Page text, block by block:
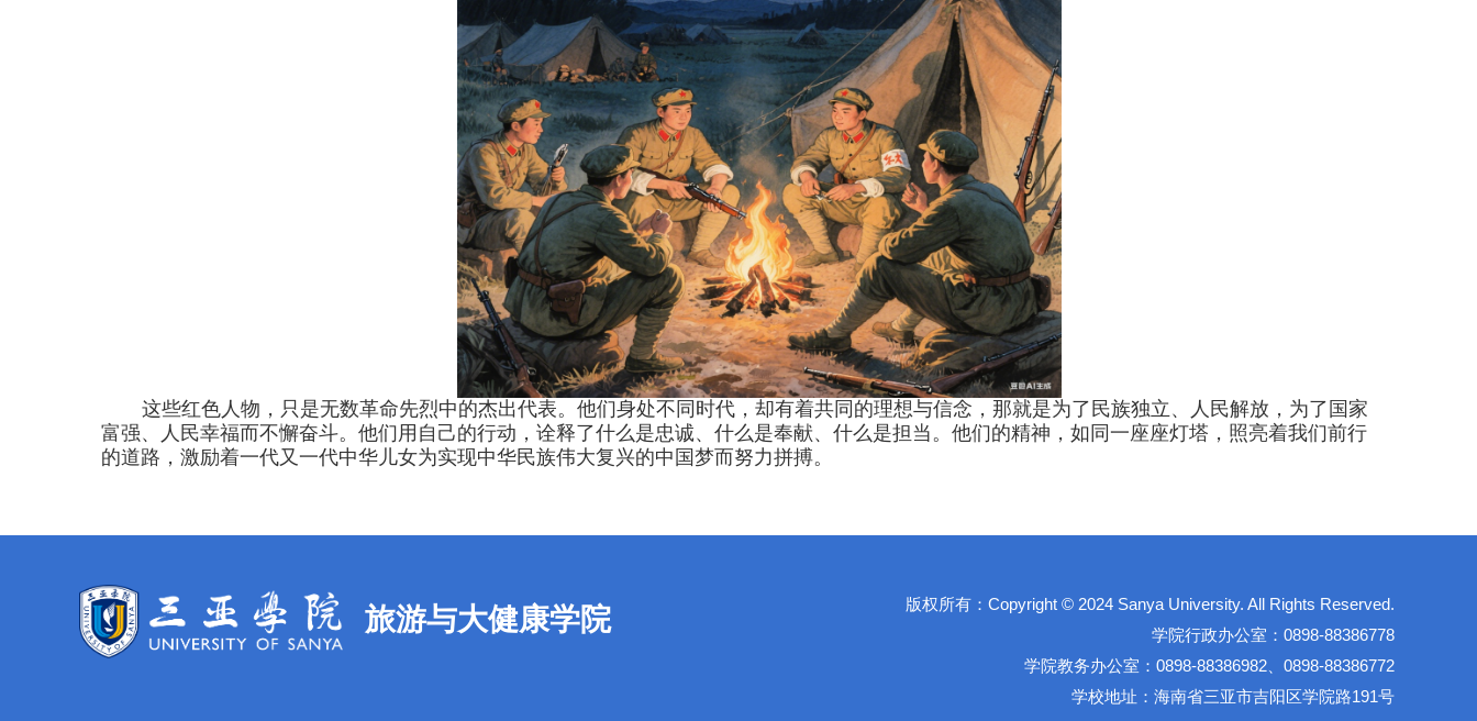
这些红色人物，只是无数革命先烈中的杰出代表。他们身处不同时代，却有着共同的理想与信念，那就是为了民族独立、人民解放，为了国家
富强、人民幸福而不懈奋斗。他们用自己的行动，诠释了什么是忠诚、什么是奉献、什么是担当。他们的精神，如同一座座灯塔，照亮着我们前行
的道路，激励着一代又一代中华儿女为实现中华民族伟大复兴的中国梦而努力拼搏。
旅游与大健康学院
版权所有：Copyright © 2024 Sanya University. All Rights Reserved.
学院行政办公室：0898-88386778
学院教务办公室：0898-88386982、0898-88386772
学校地址：海南省三亚市吉阳区学院路191号